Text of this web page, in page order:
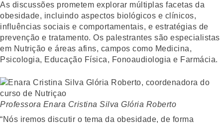
As discussões prometem explorar múltiplas facetas da
obesidade, incluindo aspectos biológicos e clínicos,
influências sociais e comportamentais, e estratégias de
prevenção e tratamento. Os palestrantes são especialistas
em Nutrição e áreas afins, campos como Medicina,
Psicologia, Educação Física, Fonoaudiologia e Farmácia.
Professora Enara Cristina Silva Glória Roberto
“Nós iremos discutir o tema da obesidade, de forma